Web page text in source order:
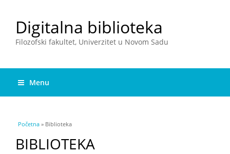
Digitalna biblioteka
Filozofski fakultet, Univerzitet u Novom Sadu
Menu
You are here
Početna » Biblioteka
BIBLIOTEKA